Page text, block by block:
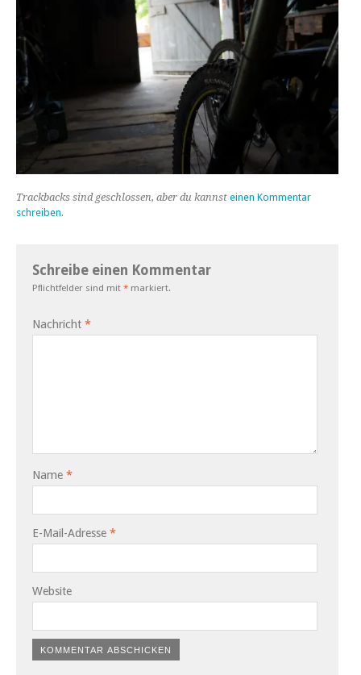
Trackbacks sind geschlossen, aber du kannst einen Kommentar
schreiben.
Schreibe einen Kommentar
Pflichtfelder sind mit * markiert.
Nachricht *
Name *
E-Mail-Adresse *
Website